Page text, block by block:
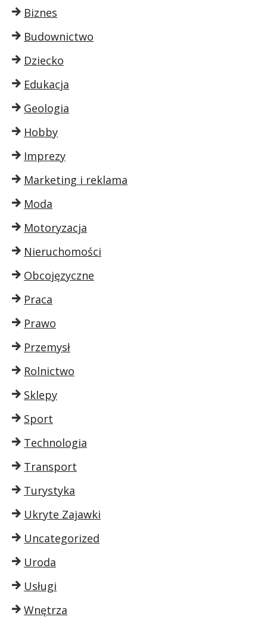
Biznes
Budownictwo
Dziecko
Edukacja
Geologia
Hobby
Imprezy
Marketing i reklama
Moda
Motoryzacja
Nieruchomości
Obcojęzyczne
Praca
Prawo
Przemysł
Rolnictwo
Sklepy
Sport
Technologia
Transport
Turystyka
Ukryte Zajawki
Uncategorized
Uroda
Usługi
Wnętrza